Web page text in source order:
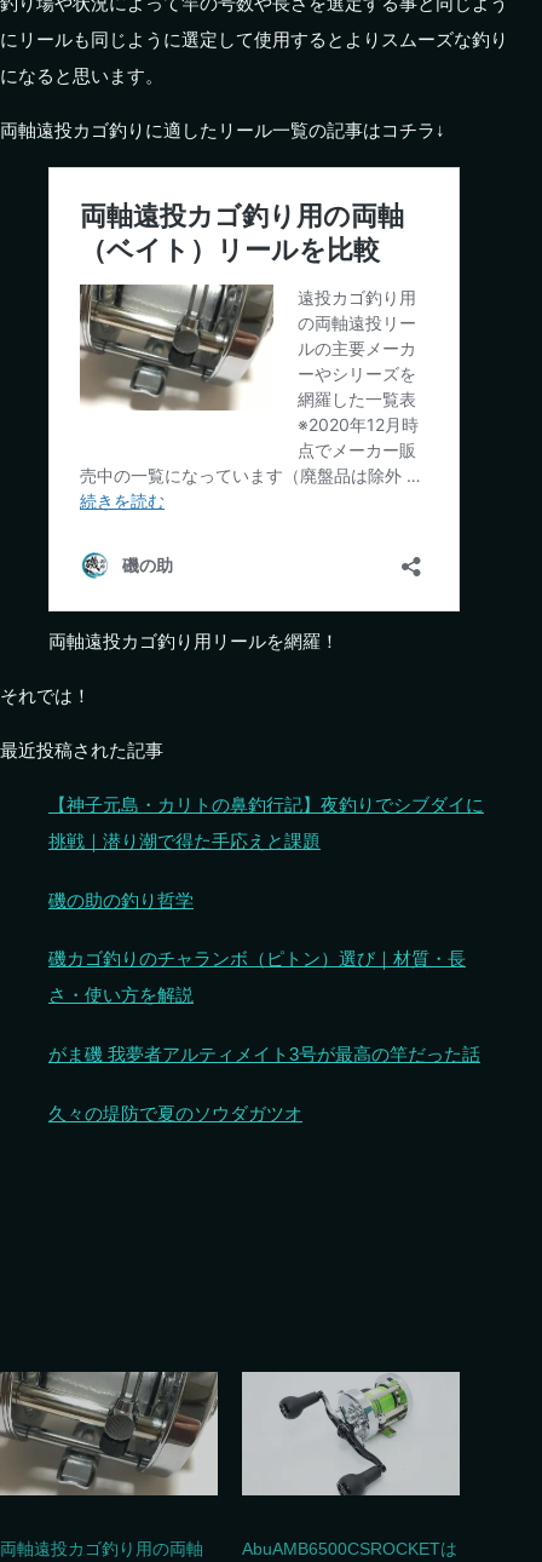
にリールも同じように選定して使用するとよりスムーズな釣り
になると思います。
両軸遠投カゴ釣りに適したリール一覧の記事はコチラ↓
両軸遠投カゴ釣り用リールを網羅！
それでは！
最近投稿された記事
【神子元島・カリトの鼻釣行記】夜釣りでシブダイに
挑戦｜潜り潮で得た手応えと課題
磯の助の釣り哲学
磯カゴ釣りのチャランボ（ピトン）選び｜材質・長
さ・使い方を解説
がま磯 我夢者アルティメイト3号が最高の竿だった話
久々の堤防で夏のソウダガツオ
両軸遠投カゴ釣り用の両軸
AbuAMB6500CSROCKETは